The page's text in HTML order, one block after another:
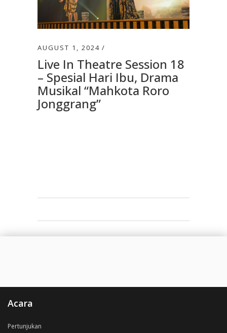
AUGUST 1, 2024
Live In Theatre Session 18
– Spesial Hari Ibu, Drama
Musikal “Mahkota Roro
Jonggrang”
Acara
Pertunjukan